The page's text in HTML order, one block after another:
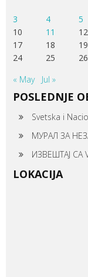
3
4 5
10
11 12
17
18 19
24
25 26
« May
Jul »
POSLEDNJE
Svetska i
МУРАЛ ЗА
ИЗВЕШТАЈ СА
LOKACIJA